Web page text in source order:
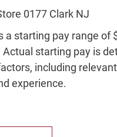
0177 Clark NJ
a starting pay range of
Actual starting pay is
including
experience.